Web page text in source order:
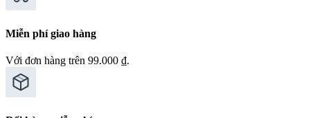
Miễn phí giao hàng
Với đơn hàng trên 99.000 ₫.